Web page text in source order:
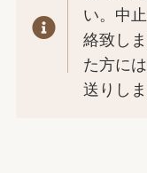
い。中
絡致し
た方に
送りしま